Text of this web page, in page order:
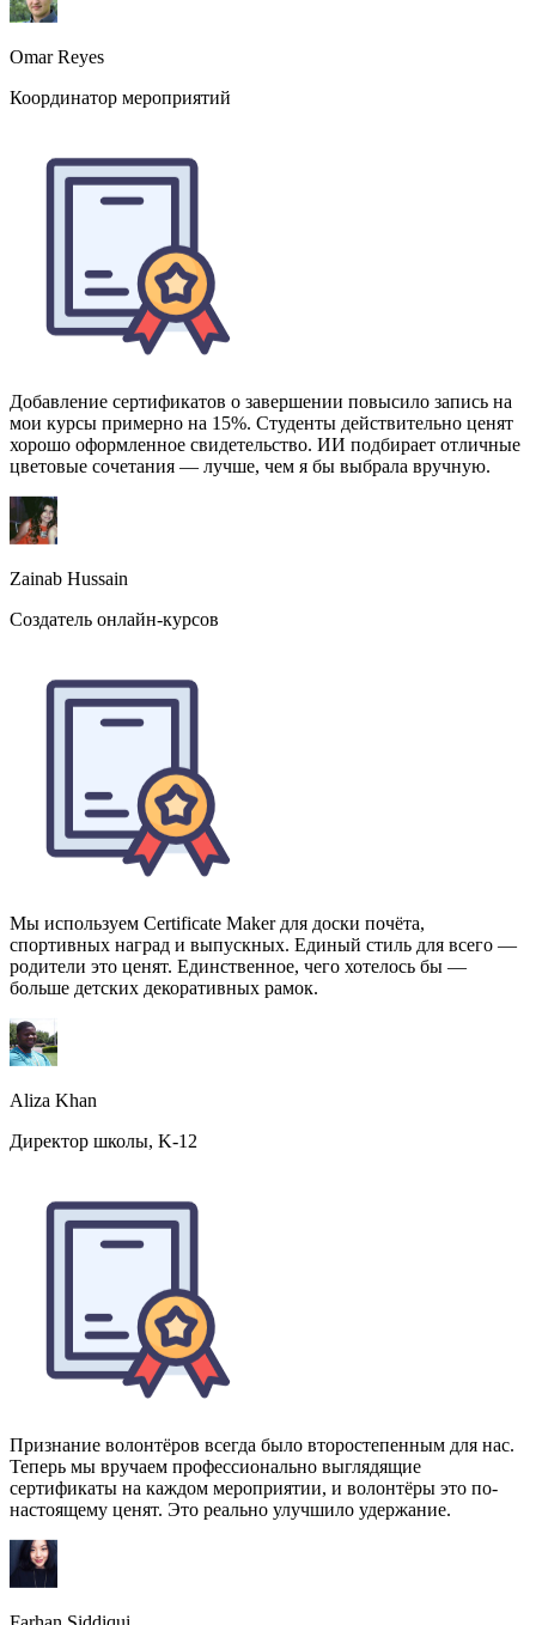
Добавление сертификатов о завершении повысило запись на
мои курсы примерно на 15%. Студенты действительно ценят
хорошо оформленное свидетельство. ИИ подбирает отличные
цветовые сочетания — лучше, чем я бы выбрала вручную.
Zainab Hussain
Создатель онлайн-курсов
Мы используем Certificate Maker для доски почёта,
спортивных наград и выпускных. Единый стиль для всего —
родители это ценят. Единственное, чего хотелось бы —
больше детских декоративных рамок.
Aliza Khan
Директор школы, K-12
Признание волонтёров всегда было второстепенным для нас.
Теперь мы вручаем профессионально выглядящие
сертификаты на каждом мероприятии, и волонтёры это по-
настоящему ценят. Это реально улучшило удержание.
Farhan Siddiqui
Директор НКО